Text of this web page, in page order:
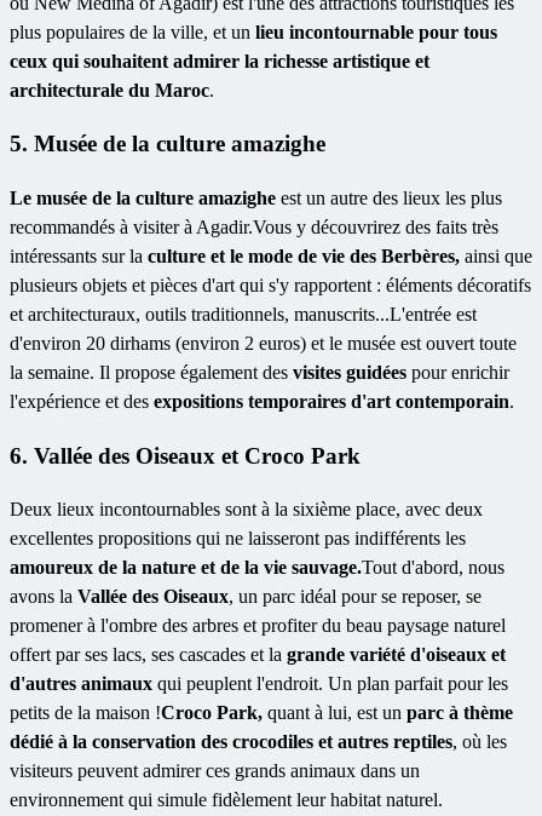
plus populaires de la ville, et un lieu incontournable pour tous
ceux qui souhaitent admirer la richesse artistique et
architecturale du Maroc.
5. Musée de la culture amazighe
Le musée de la culture amazighe est un autre des lieux les plus
recommandés à visiter à Agadir.Vous y découvrirez des faits très
intéressants sur la culture et le mode de vie des Berbères, ainsi que
plusieurs objets et pièces d'art qui s'y rapportent : éléments décoratifs
et architecturaux, outils traditionnels, manuscrits...L'entrée est
d'environ 20 dirhams (environ 2 euros) et le musée est ouvert toute
la semaine. Il propose également des visites guidées pour enrichir
l'expérience et des expositions temporaires d'art contemporain.
6. Vallée des Oiseaux et Croco Park
Deux lieux incontournables sont à la sixième place, avec deux
excellentes propositions qui ne laisseront pas indifférents les
amoureux de la nature et de la vie sauvage.Tout d'abord, nous
avons la Vallée des Oiseaux, un parc idéal pour se reposer, se
promener à l'ombre des arbres et profiter du beau paysage naturel
offert par ses lacs, ses cascades et la grande variété d'oiseaux et
d'autres animaux qui peuplent l'endroit. Un plan parfait pour les
petits de la maison !Croco Park, quant à lui, est un parc à thème
dédié à la conservation des crocodiles et autres reptiles, où les
visiteurs peuvent admirer ces grands animaux dans un
environnement qui simule fidèlement leur habitat naturel.